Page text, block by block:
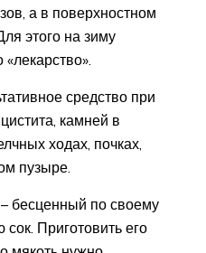
а в поверхностном
этого на зиму
средство при
камней в
ходах, почках,
пузыре.
бесценный по своему
Приготовить его